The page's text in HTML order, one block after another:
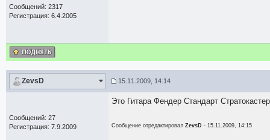
Сообщений: 2317
Регистрация: 6.4.2005
ZevsD 15.11.2009, 14:14
Сообщений: 27
Регистрация: 7.9.2009
Это Гитара Фендер Стандарт
Сообщение отредактировал ZevsD - 15.11.2009, 14:15